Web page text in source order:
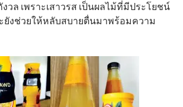
วล เพราะเสาวรส เป็นผลไม้ที่มีประโยชน์
ยังช่วยให้หลับสบายตื่นมาพร้อมความ